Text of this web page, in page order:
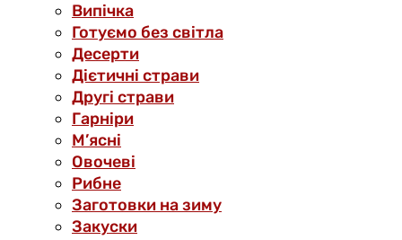
Випічка
Готуємо без світла
Десерти
Дієтичні страви
Другі страви
Гарніри
М’ясні
Овочеві
Рибне
Заготовки на зиму
Закуски